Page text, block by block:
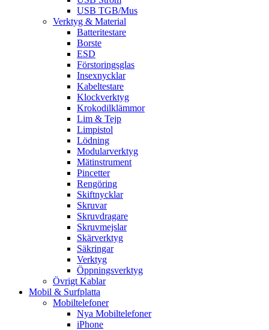
USB TGB/Mus
Verktyg & Material
Batteritestare
Borste
ESD
Förstoringsglas
Insexnycklar
Kabeltestare
Klockverktyg
Krokodilklämmor
Lim & Tejp
Limpistol
Lödning
Modularverktyg
Mätinstrument
Pincetter
Rengöring
Skiftnycklar
Skruvar
Skruvdragare
Skruvmejslar
Skärverktyg
Säkringar
Verktyg
Öppningsverktyg
Övrigt Kablar
Mobil & Surfplatta
Mobiltelefoner
Nya Mobiltelefoner
iPhone